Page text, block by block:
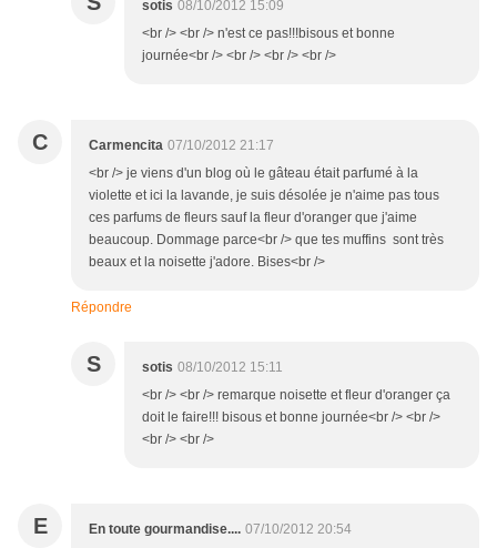
sotis 08/10/2012 15:09
<br /> <br /> n'est ce pas!!!bisous et bonne
journée<br /> <br /> <br /> <br />
C Carmencita 07/10/2012 21:17
<br /> je viens d'un blog où le gâteau était parfumé à la
violette et ici la lavande, je suis désolée je n'aime pas tous
ces parfums de fleurs sauf la fleur d'oranger que j'aime
beaucoup. Dommage parce<br /> que tes muffins sont très
beaux et la noisette j'adore. Bises<br />
Répondre
S sotis 08/10/2012 15:11
<br /> <br /> remarque noisette et fleur d'oranger ça
doit le faire!!! bisous et bonne journée<br /> <br />
<br /> <br />
E En toute gourmandise.... 07/10/2012 20:54